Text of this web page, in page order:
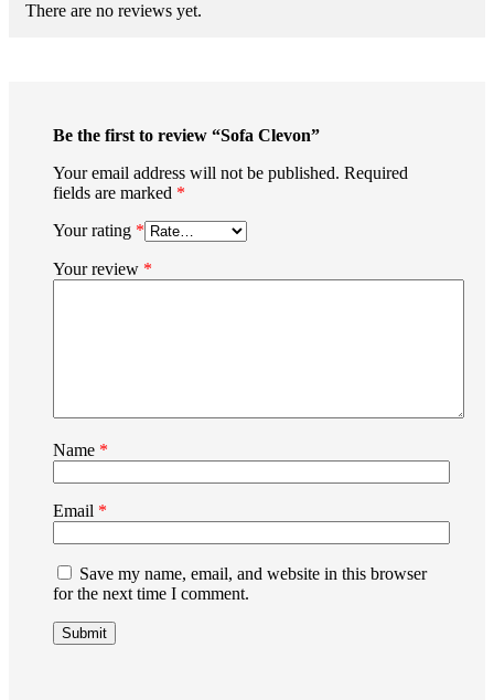
There are no reviews yet.
Be the first to review “Sofa Clevon”
Your email address will not be published. Required
fields are marked *
Your rating *
Your review *
Name *
Email *
Save my name, email, and website in this browser
for the next time I comment.